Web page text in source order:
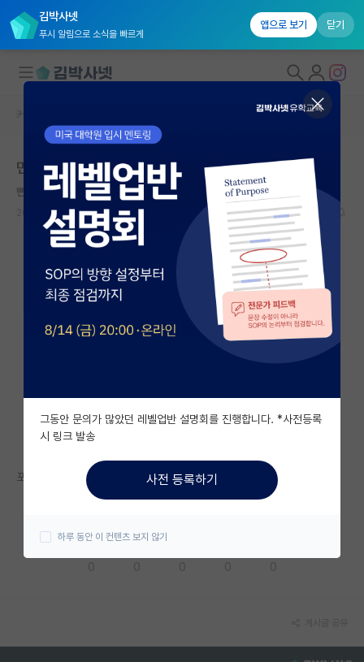
김박사넷
푸시 알림으로 소식을 빠르게
앱으로 보기 닫기
대학원생 모집
국내대학원 정보
연구실&오픈랩
커뮤니티
커뮤니티 홈
전체글보기
베스트 게시판
자유 게시판(아무개랩)
미국 유학 게시판
미국 대학원 합격 후기 게시판
대학원생 모집 게시판
연구실(PI) 홍보 게시판
커뮤니티 홈
면접 어렵다.. ㅠㅜ
뻔뻔한 리처드 파인만
2026.05.09 6 848
포스텍 굿빠이..
그동안 문의가 많았던 레벨업반 설명회를 진행합니다. *사전등록
시 링크 발송
사전 등록하기
하루 동안 이 컨텐츠 보지 않기